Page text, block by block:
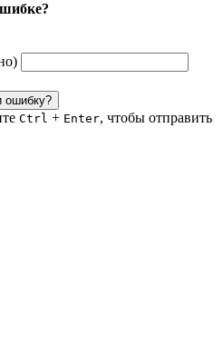
ошибку?
Ctrl + Enter, чтобы отправить